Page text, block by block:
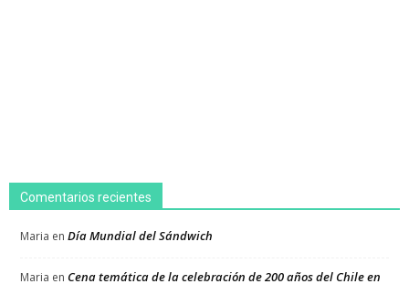
Comentarios recientes
Maria en Día Mundial del Sándwich
Maria en Cena temática de la celebración de 200 años del Chile en